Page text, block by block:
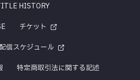
HISTORY
チケット
信スケジュール
特定商取引法に関する記述